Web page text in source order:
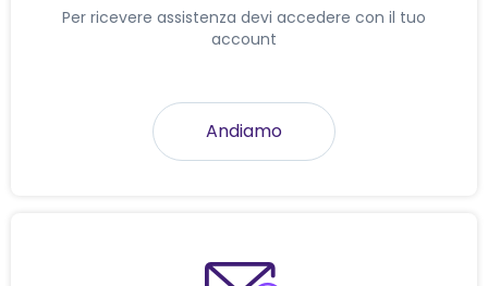
Per ricevere assistenza devi accedere con il tuo
account
Andiamo